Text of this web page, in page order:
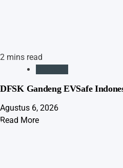
2 mins read
DFSK Gandeng EVSafe
Agustus 6, 2026
Read More